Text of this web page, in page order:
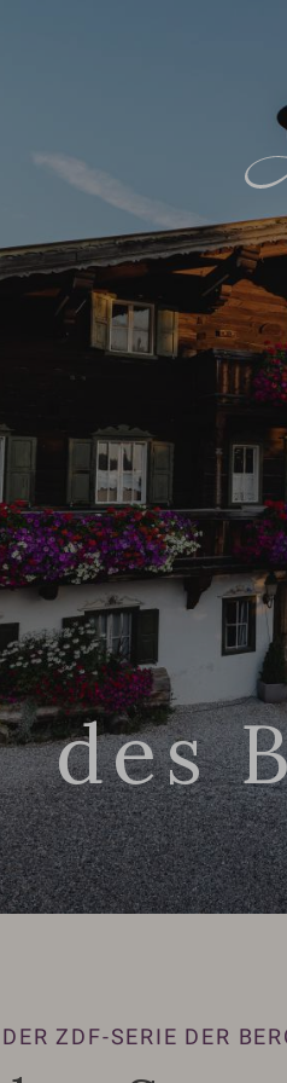
des
ZDF-SERIE DER